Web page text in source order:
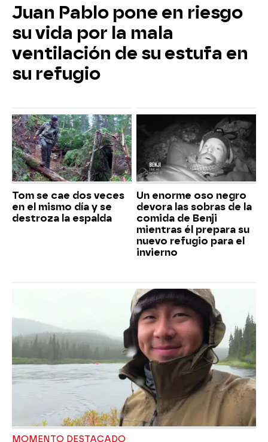
Juan Pablo pone en riesgo
su vida por la mala
ventilación de su estufa en
su refugio
Tom se cae dos veces
en el mismo día y se
destroza la espalda
Un enorme oso negro
devora las sobras de la
comida de Benji
mientras él prepara su
nuevo refugio para el
invierno
MOMENTO DESTACADO